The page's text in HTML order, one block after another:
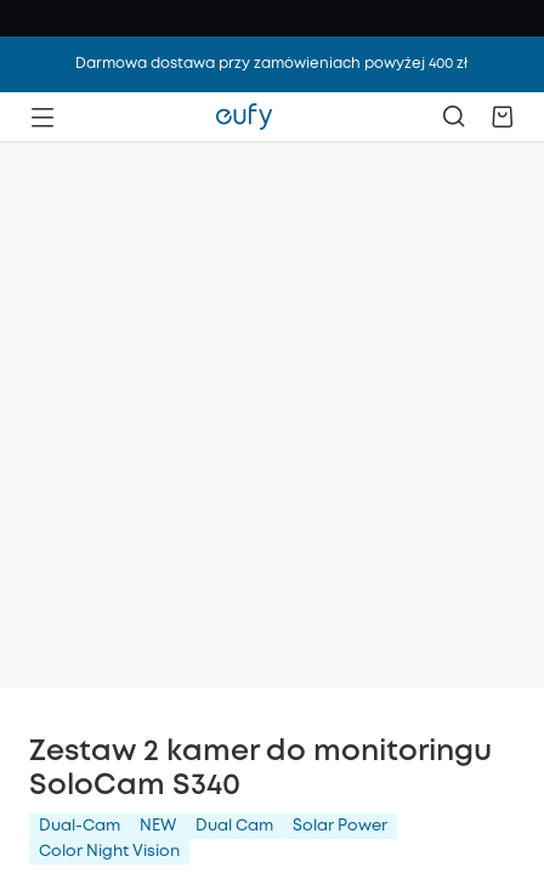
Darmowa dostawa przy zamówieniach powyżej 400 zł
Zestaw 2 kamer do monitoringu
SoloCam S340
Dual-Cam NEW Dual Cam
Solar Power
Color Night Vision